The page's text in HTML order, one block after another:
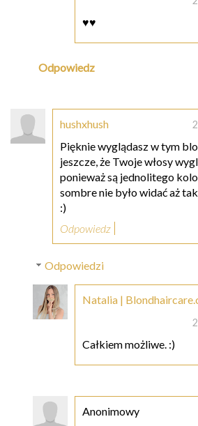
♥♥
Odpowiedz
hushxhush
Pięknie wyglądasz w tym
jeszcze, że Twoje włosy
ponieważ są jednolitego
sombre nie było widać aż
:)
Odpowiedz
Odpowiedzi
Natalia |
Całkiem możliwe. :)
Anonimowy